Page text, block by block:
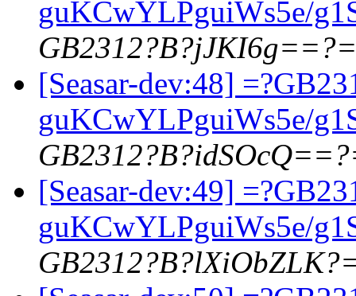
guKCwYLPguiWs5e/
GB2312?B?jJKI6g==?=
[Seasar-dev:48]
guKCwYLPguiWs5e/
[Seasar-dev:49]
guKCwYLPguiWs5e/